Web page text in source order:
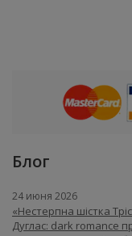
Блог
24 июня 2026
«Нестерпна шістка
Дуглас: dark romance